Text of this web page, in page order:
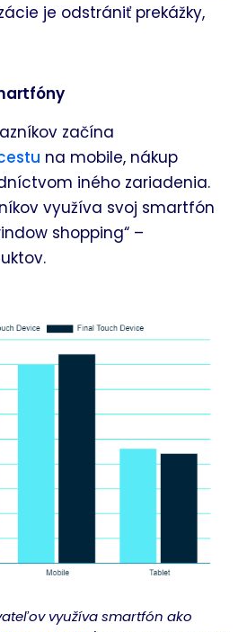
je odstrániť prekážky,
začína
na mobile, nákup
iného zariadenia.
využíva svoj smartfón
shopping“ –
využíva smartfón ako